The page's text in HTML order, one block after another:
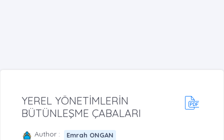
YEREL YÖNETİMLERİN
BÜTÜNLEŞME ÇABALARI
Author : Emrah ONGAN